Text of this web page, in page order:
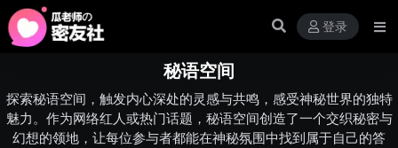
登录
秘语空间
探索秘语空间，触发内心深处的灵感与共鸣，感受神秘世界的独特
魅力。作为网络红人或热门话题，秘语空间创造了一个交织秘密与
幻想的领地，让每位参与者都能在神秘氛围中找到属于自己的答